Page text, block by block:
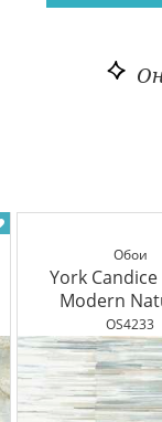
Обои
York
Modern
OS4233